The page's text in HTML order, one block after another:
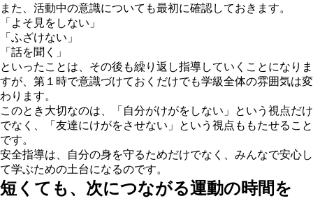
また、活動中の意識についても最初に確認しておきます。
「よそ見をしない」
「ふざけない」
「話を聞く」
といったことは、その後も繰り返し指導していくことになりま
すが、第１時で意識づけておくだけでも学級全体の雰囲気は変
わります。
このとき大切なのは、「自分がけがをしない」という視点だけ
でなく、「友達にけがをさせない」という視点ももたせること
です。
安全指導は、自分の身を守るためだけでなく、みんなで安心し
て学ぶための土台になるのです。
短くても、次につながる運動の時間を